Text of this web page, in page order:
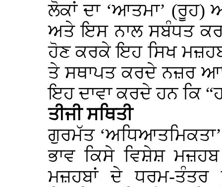
ਲੋਕਾਂ ਦਾ ‘ਆਤਮਾ’ (ਰੂਹ)
ਅਤੇ ਇਸ ਨਾਲ ਸਬੰਧਤ
ਹੋਣ ਕਰਕੇ ਇਹ ਸਿਖ
ਤੇ ਸਥਾਪਤ ਕਰਦੇ ਨਜ਼ਰ
ਇਹ ਦਾਵਾ ਕਰਦੇ ਹਨ ਕਿ
ਤੀਜੀ ਸਥਿਤੀ
ਗੁਰਮੱਤ
ਭਾਵ ਕਿਸੇ ਵਿਸ਼ੇਸ਼
ਮਜ਼ਹਬਾਂ ਦੇ ਧਰਮ-ਤੰਤਰ